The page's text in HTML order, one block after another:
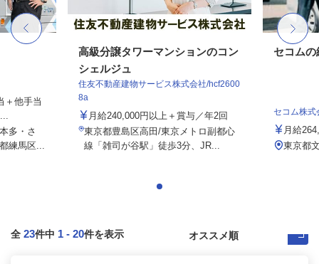
＋他手当
多・さ
練馬区...
高級分譲タワーマンションのコン
シェルジュ
住友不動産建物サービス株式会社/hcf2600
8a
月給240,000円以上＋賞与／年2回
東京都豊島区高田/東京メトロ副都心
線「雑司が谷駅」徒歩3分、JR...
セコムの
セコム株式
月給
東京都
全 23件中 1 - 20件を表示